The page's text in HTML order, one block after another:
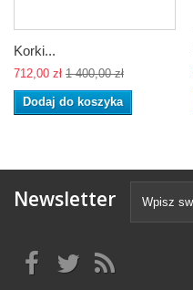
Korki...
712,00 zł 1 400,00 zł
Dodaj do koszyka
Newsletter